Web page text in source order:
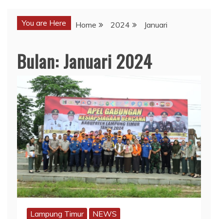
You are Here Home 2024 Januari
Bulan:Januari 2024
Lampung Timur NEWS